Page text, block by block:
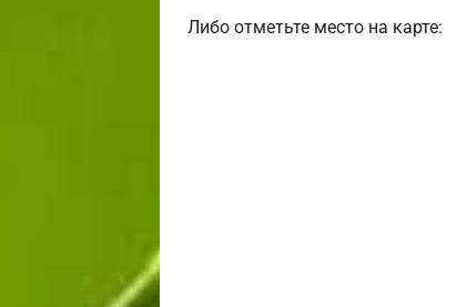
Либо отметьте место на карте: